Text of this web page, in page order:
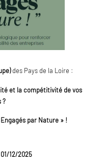
des Pays de la Loire :
et la compétitivité de vos
?
par Nature » !
01/12/2025